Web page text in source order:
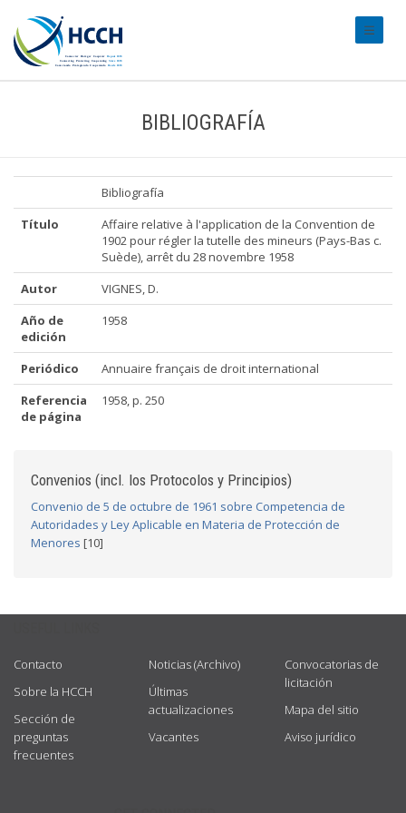
BIBLIOGRAFÍA
Bibliografía
Título
Affaire relative à l'application de la Convention de
1902 pour régler la tutelle des mineurs (Pays-Bas c.
Suède), arrêt du 28 novembre 1958
Autor
VIGNES, D.
Año de
edición
1958
Periódico
Annuaire français de droit international
Referencia
de página
1958, p. 250
Convenios (incl. los Protocolos y Principios)
Convenio de 5 de octubre de 1961 sobre Competencia de
Autoridades y Ley Aplicable en Materia de Protección de
Menores [10]
Contacto
Sobre la HCCH
Sección de
preguntas
frecuentes
Noticias (Archivo)
Últimas
actualizaciones
Vacantes
Convocatorias de
licitación
Mapa del sitio
Aviso jurídico